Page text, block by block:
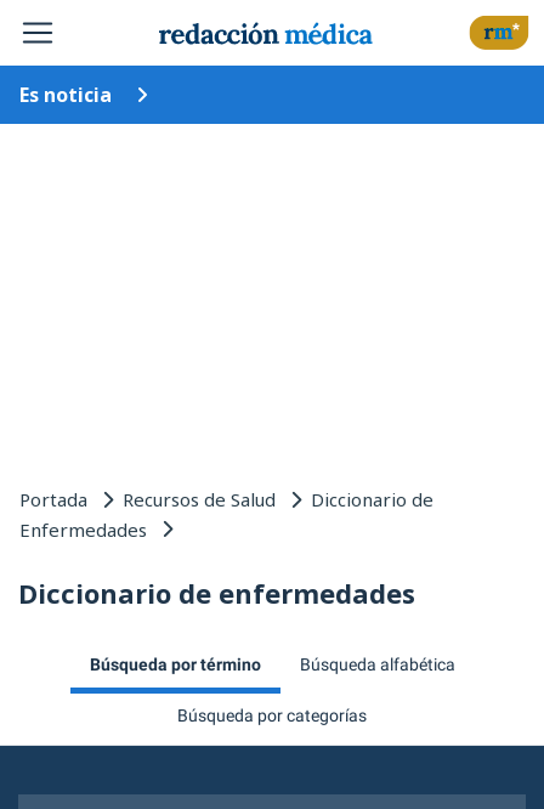
Es noticia
Portada Recursos de Salud Diccionario de
Enfermedades
Diccionario de enfermedades
Búsqueda por término Búsqueda alfabética
Búsqueda por categorías